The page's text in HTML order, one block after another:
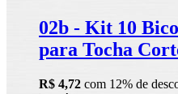
02b - Kit 10
para Tocha
R$ 4,72 com 12% de